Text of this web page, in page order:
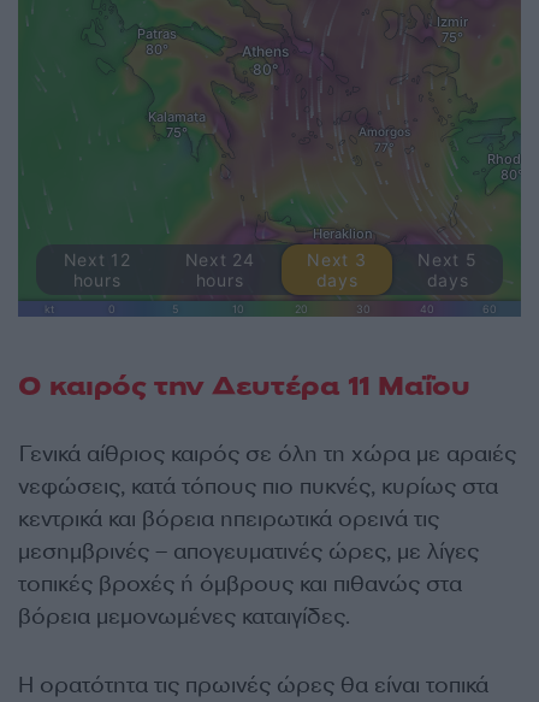
Ο καιρός την Δευτέρα 11 Μαΐου
Γενικά αίθριος καιρός σε όλη τη χώρα με αραιές
νεφώσεις, κατά τόπους πιο πυκνές, κυρίως στα
κεντρικά και βόρεια ηπειρωτικά ορεινά τις
μεσημβρινές – απογευματινές ώρες, με λίγες
τοπικές βροχές ή όμβρους και πιθανώς στα
βόρεια μεμονωμένες καταιγίδες.
Η ορατότητα τις πρωινές ώρες θα είναι τοπικά